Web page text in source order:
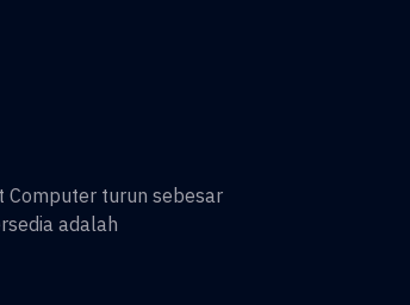
Computer turun sebesar
adalah